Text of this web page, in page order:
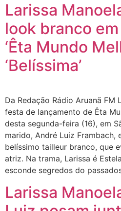
Larissa
look branco
‘Êta Mundo
‘Belíssima’
Da Redação Rádio Aruanã FM
festa de lançamento de Êta
desta segunda-feira (16), em
marido, André Luiz Frambach,
belíssimo tailleur branco, que
atriz. Na trama, Larissa é
esconde segredos do
Larissa